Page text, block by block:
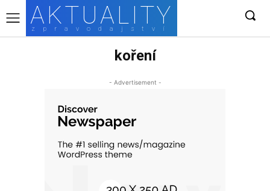
AKTUALITY
zpravodajství
koření
- Advertisement -